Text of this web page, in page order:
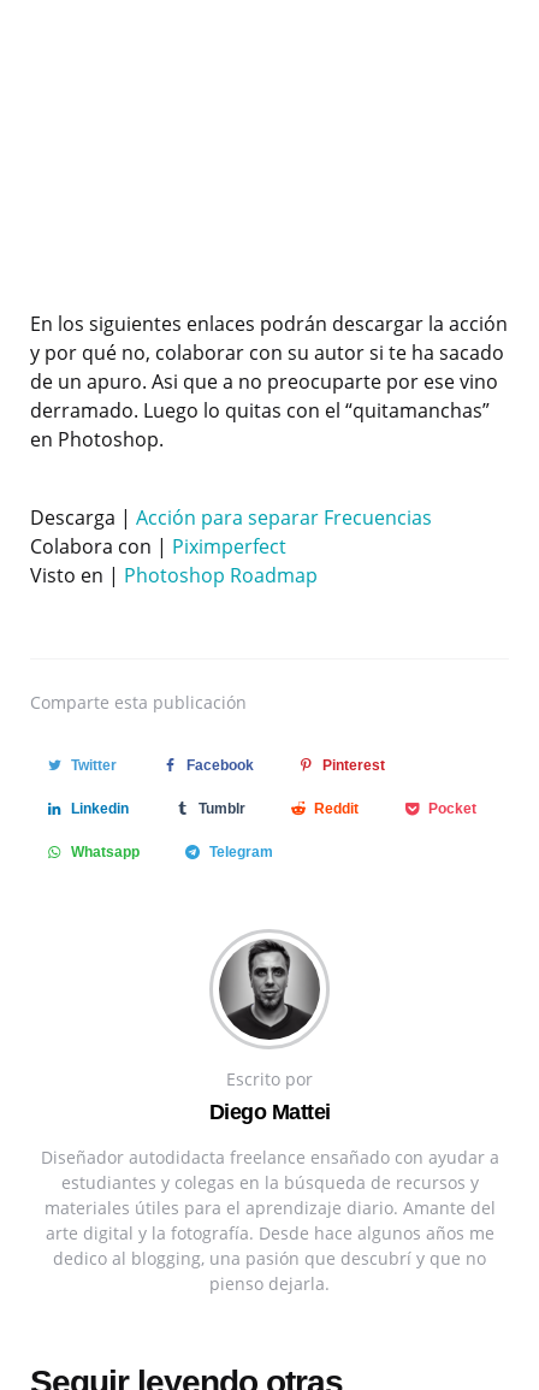
En los siguientes enlaces podrán descargar la acción
y por qué no, colaborar con su autor si te ha sacado
de un apuro. Asi que a no preocuparte por ese vino
derramado. Luego lo quitas con el “quitamanchas”
en Photoshop.
Descarga | Acción para separar Frecuencias
Colabora con | Piximperfect
Visto en | Photoshop Roadmap
Comparte esta publicación
Twitter Facebook Pinterest
Linkedin Tumblr Reddit Pocket
Whatsapp Telegram
Escrito por
Diego Mattei
Diseñador autodidacta freelance ensañado con ayudar a
estudiantes y colegas en la búsqueda de recursos y
materiales útiles para el aprendizaje diario. Amante del
arte digital y la fotografía. Desde hace algunos años me
dedico al blogging, una pasión que descubrí y que no
pienso dejarla.
Seguir leyendo otras